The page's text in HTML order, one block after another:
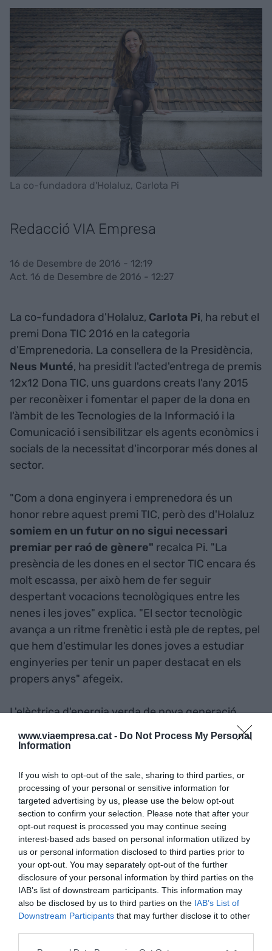
www.viaempresa.cat - Do Not Process My Personal
Information
If you wish to opt-out of the sale, sharing to third parties, or
processing of your personal or sensitive information for
targeted advertising by us, please use the below opt-out
section to confirm your selection. Please note that after your
opt-out request is processed you may continue seeing
interest-based ads based on personal information utilized by
us or personal information disclosed to third parties prior to
your opt-out. You may separately opt-out of the further
disclosure of your personal information by third parties on the
IAB’s list of downstream participants. This information may
also be disclosed by us to third parties on the IAB’s List of
Downstream Participants that may further disclose it to other
La co-fundadora d'Holaluz, Carlota Pi
Redacció VIA Empresa
16 de Desembre de 2016 - 12:19
Act. 16 de Desembre de 2016 - 12:27
La co-fundadora d'Holaluz, Carlota Pi, ha rebut el
premi Dona TIC 2016 en la categoria
d'Emprenedoria. La consellera de la Presidència,
Neus Munté, ha presidit l'acted'entrega de premis
12x12 Dona TIC, uns guardons creats l'any 2015
per reconèixer i fomentar el paper de la dona en
l'àmbit de les Tecnologies de la Informació i la
Comunicació i sensibilitzar els agents econòmics i
socials de la necessitat d'incorporar més dones al
sector.
"Com a dona enginyera i emprenedora és un
honor rebre aquest premi TIC, però des d'Holaluz
somiem en un futur on no sigui necessari
premiar per raó de gènere" recalca Pi. "La
presència de les dones en el sector TIC encara és
molt escassa, per això hem de fer seguir
despertant vocacions tecnològiques entre les
nenes i les joves" explica. "El sector tecnològic
avança a un ritme frenètic i està ple de reptes, pel
que hem d'estimular les dones joves a estudiar
enginyeries per tenir un paper destacat en els
propers anys" afegeix.
L'elèctrica d'energia verda de nova generació
ja compta amb més
de 80.000 clients i un equip de 100 persones.
les persones Holaluz ofereix energia verda i
estalvi als clients amb productes personalitzats a
les necessitats energètiques de cada usuari.
Afegir VIA Empresacom a font preferida de
Google de forma gratuïta
Estigues informat amb les últimes notícies d'actualitat
ACTIVAR ARA